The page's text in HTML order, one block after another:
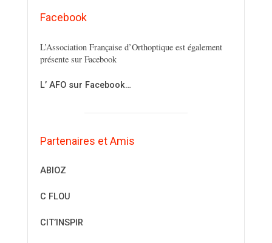
Facebook
L’Association Française d’Orthoptique est également
présente sur Facebook
L’ AFO sur Facebook…
Partenaires et Amis
ABIOZ
C FLOU
CIT’INSPIR